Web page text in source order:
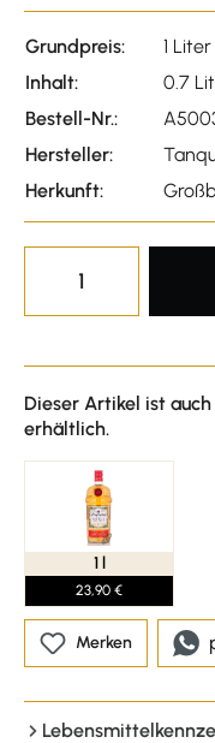
Grundpreis:
1
Inhalt:
0.7
Bestell-Nr.:
Hersteller:
Herkunft:
Dieser Artikel ist
erhältlich.
1 l
23,90 €
Merken